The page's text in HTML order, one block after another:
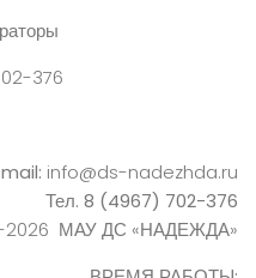
376
info@ds-nadezhda.ru
Тел. 8 (4967) 702-376
МАУ ДС «НАДЕЖДА»